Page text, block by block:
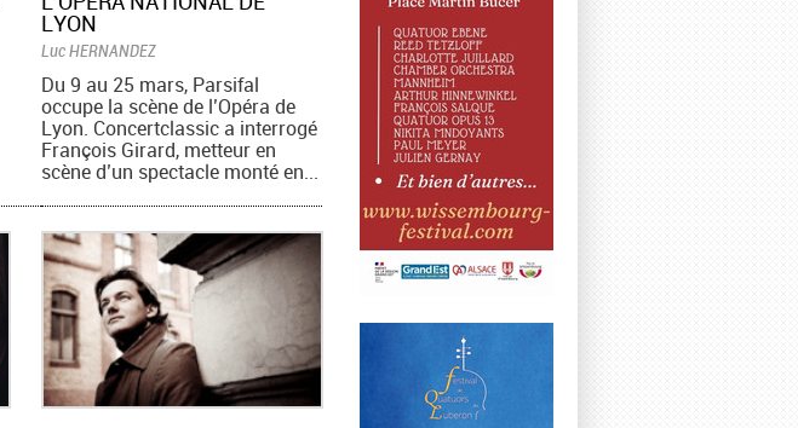
LYON
Luc HERNANDEZ
Du 9 au 25 mars, Parsifal
occupe la scène de l’Opéra de
Lyon. Concertclassic a interrogé
François Girard, metteur en
scène d’un spectacle monté en...